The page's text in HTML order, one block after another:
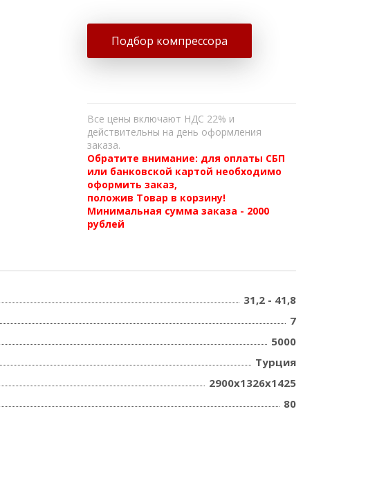
Подбор компрессора
Все цены включают НДС 22% и
действительны на день оформления
заказа.
Обратите внимание: для оплаты СБП
или банковской картой необходимо
оформить заказ,
положив Товар в корзину!
Минимальная сумма заказа - 2000
рублей
31,2 - 41,8
7
5000
Турция
2900x1326x1425
80